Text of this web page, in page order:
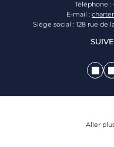
Téléphone :
E-mail :
Siège social : 128 rue de
Aller